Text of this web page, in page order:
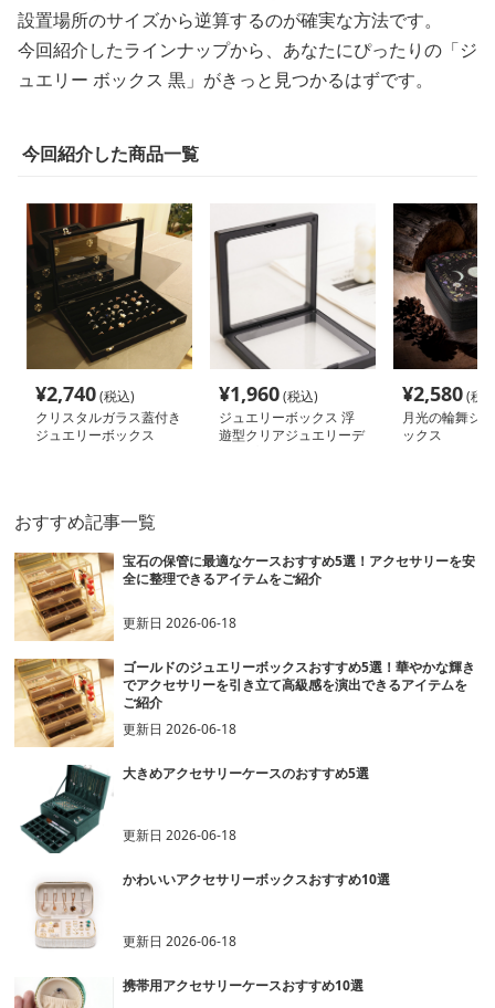
設置場所のサイズから逆算するのが確実な方法です。
今回紹介したラインナップから、あなたにぴったりの「ジ
ュエリー ボックス 黒」がきっと見つかるはずです。
今回紹介した商品一覧
¥2,740(税込)
クリスタルガラス蓋付き
ジュエリーボックス
¥1,960(税込)
ジュエリーボックス 浮
遊型クリアジュエリーデ
¥2,580(税
月光の輪舞ジ
ックス
おすすめ記事一覧
宝石の保管に最適なケースおすすめ5選！アクセサリーを安
全に整理できるアイテムをご紹介
更新日2026-06-18
ゴールドのジュエリーボックスおすすめ5選！華やかな輝き
でアクセサリーを引き立て高級感を演出できるアイテムを
ご紹介
更新日2026-06-18
大きめアクセサリーケースのおすすめ5選
更新日2026-06-18
かわいいアクセサリーボックスおすすめ10選
更新日2026-06-18
携帯用アクセサリーケースおすすめ10選